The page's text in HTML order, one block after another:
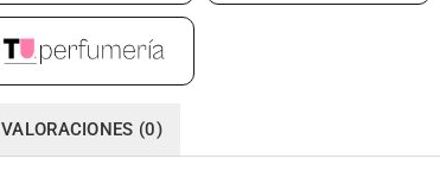
VALORACIONES (0)